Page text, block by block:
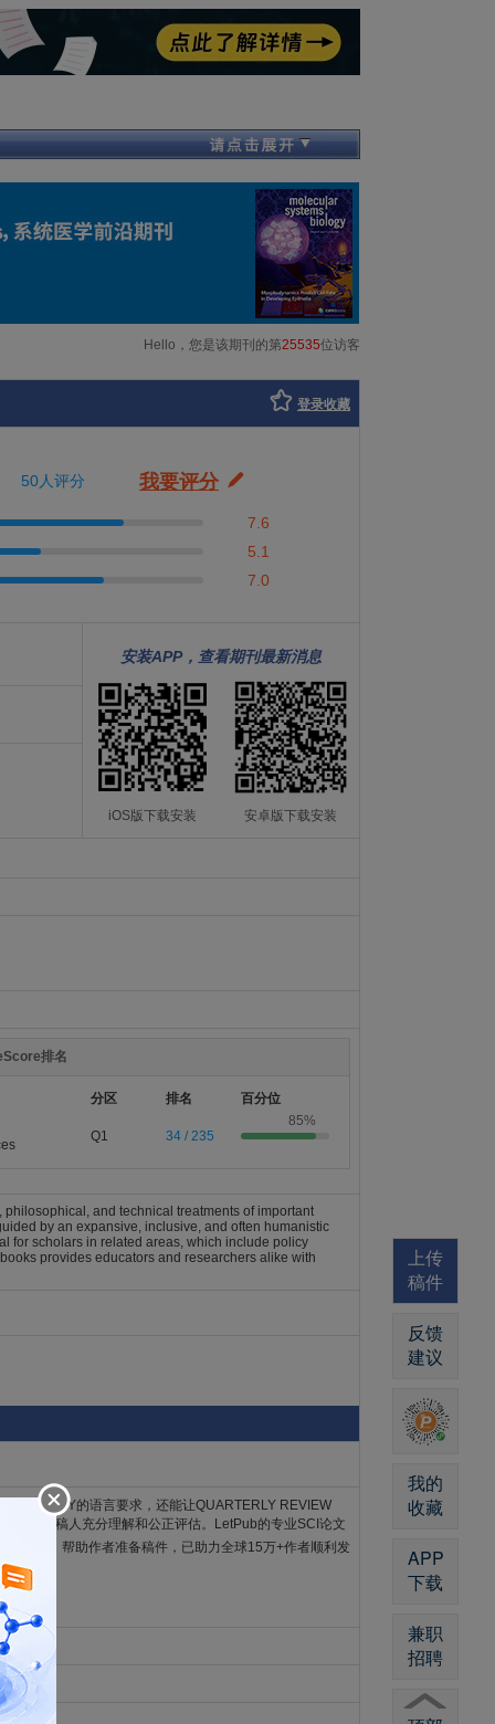
Hello，您是该期刊的第25535位访客
登录收藏
50人评分 我要评分
7.6
5.1
7.0
安装APP，查看期刊最新消息
iOS版下载安装 安卓版下载安装
排名
分区 排名 百分位
Q1 34 / 235
85%
and technical treatments of important
by an expansive, inclusive, and often humanistic
for scholars in related areas, which include policy
provides educators and researchers alike with
BIOLOGY的语言要求，还能让QUARTERLY REVIEW
辑和审稿人充分理解和公正评估。LetPub的专业SCI论文
等）帮助作者准备稿件，已助力全球15万+作者顺利发
上传
稿件
反馈
建议
我的
收藏
APP
下载
兼职
招聘